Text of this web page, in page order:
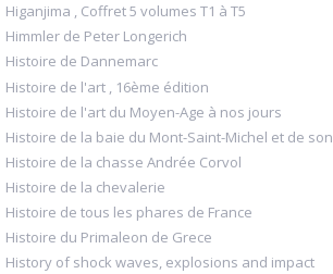
Higanjima , Coffret 5 volumes T1 à T5
Himmler de Peter Longerich
Histoire de Dannemarc
Histoire de l'art , 16ème édition
Histoire de l'art du Moyen-Age à nos jours
Histoire de la baie du Mont-Saint-Michel et de son
Histoire de la chasse Andrée Corvol
Histoire de la chevalerie
Histoire de tous les phares de France
Histoire du Primaleon de Grece
History of shock waves, explosions and impact